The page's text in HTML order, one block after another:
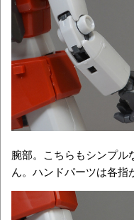
腕部。こちらもシンプル
ん。ハンドパーツは各指